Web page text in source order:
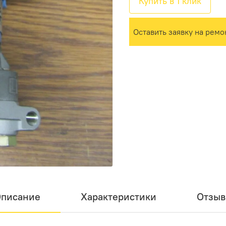
Оставить заявку на
Характеристики